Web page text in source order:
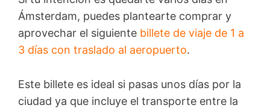
Ámsterdam, puedes plantearte comprar y
aprovechar el siguiente billete de viaje de 1 a
3 días con traslado al aeropuerto.
Este billete es ideal si pasas unos días por la
ciudad ya que incluye el transporte entre la